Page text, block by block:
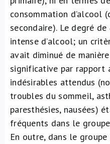
consommation d’alcool
secondaire). Le degré de
intense d’alcool; un
avait diminué de
significative par rapport
indésirables attendus
troubles du sommeil,
paresthésies, nausées)
fréquents dans le
En outre, dans le